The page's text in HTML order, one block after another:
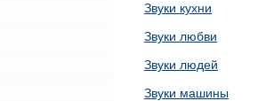
Звуки кухни
Звуки любви
Звуки людей
Звуки машины